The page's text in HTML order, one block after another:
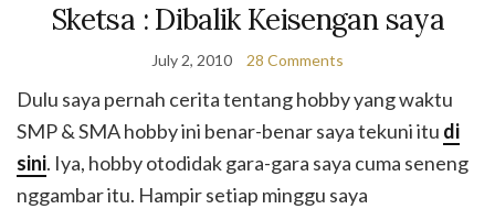
Sketsa : Dibalik Keisengan saya
July 2, 2010 28 Comments
Dulu saya pernah cerita tentang hobby yang waktu
SMP & SMA hobby ini benar-benar saya tekuni itu di
sini. Iya, hobby otodidak gara-gara saya cuma seneng
nggambar itu. Hampir setiap minggu saya